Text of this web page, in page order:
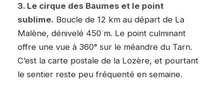
3. Le cirque des Baumes et le point
sublime. Boucle de 12 km au départ de La
Malène, dénivelé 450 m. Le point culminant
offre une vue à 360° sur le méandre du Tarn.
C’est la carte postale de la Lozère, et pourtant
le sentier reste peu fréquenté en semaine.